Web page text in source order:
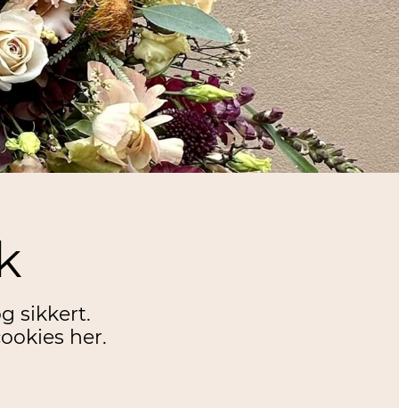
sikkert.
her.